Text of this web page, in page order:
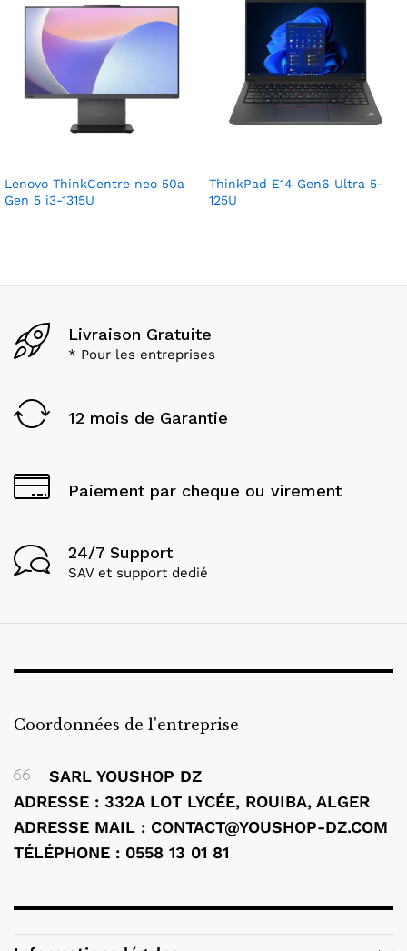
Lenovo ThinkCentre neo 50a
Gen 5 i3-1315U
ThinkPad E14 Gen6 Ultra 5-
125U
Livraison Gratuite
* Pour les entreprises
12 mois de Garantie
Paiement par cheque ou virement
24/7 Support
SAV et support dedié
Coordonnées de l'entreprise
SARL YOUSHOP DZ
ADRESSE : 332A LOT LYCÉE, ROUIBA, ALGER
ADRESSE MAIL : CONTACT@YOUSHOP-DZ.COM
TÉLÉPHONE : 0558 13 01 81